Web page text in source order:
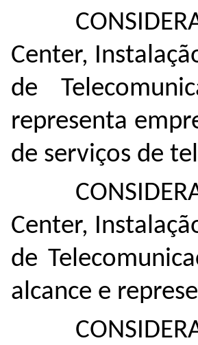
Center,
de
representa
de serviços de
Center,
de
alcance e